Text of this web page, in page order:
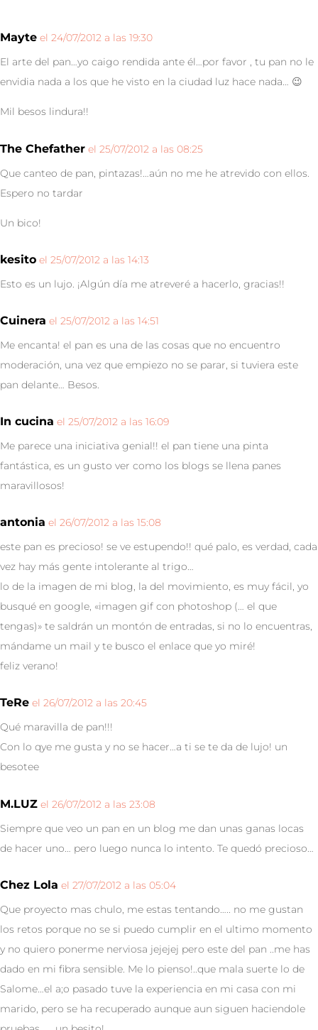
Mayte el 24/07/2012 a las 19:30
El arte del pan…yo caigo rendida ante él…por favor , tu pan no le
envidia nada a los que he visto en la ciudad luz hace nada… 😉
Mil besos lindura!!
The Chefather el 25/07/2012 a las 08:25
Que canteo de pan, pintazas!…aún no me he atrevido con ellos.
Espero no tardar
Un bico!
kesito el 25/07/2012 a las 14:13
Esto es un lujo. ¡Algún día me atreveré a hacerlo, gracias!!
Cuinera el 25/07/2012 a las 14:51
Me encanta! el pan es una de las cosas que no encuentro
moderación, una vez que empiezo no se parar, si tuviera este
pan delante… Besos.
In cucina el 25/07/2012 a las 16:09
Me parece una iniciativa genial!! el pan tiene una pinta
fantástica, es un gusto ver como los blogs se llena panes
maravillosos!
antonia el 26/07/2012 a las 15:08
este pan es precioso! se ve estupendo!! qué palo, es verdad, cada
vez hay más gente intolerante al trigo…
lo de la imagen de mi blog, la del movimiento, es muy fácil, yo
busqué en google, «imagen gif con photoshop (… el que
tengas)» te saldrán un montón de entradas, si no lo encuentras,
mándame un mail y te busco el enlace que yo miré!
feliz verano!
TeRe el 26/07/2012 a las 20:45
Qué maravilla de pan!!!
Con lo qye me gusta y no se hacer…a ti se te da de lujo! un
besotee
M.LUZ el 26/07/2012 a las 23:08
Siempre que veo un pan en un blog me dan unas ganas locas
de hacer uno… pero luego nunca lo intento. Te quedó precioso…
Chez Lola el 27/07/2012 a las 05:04
Que proyecto mas chulo, me estas tentando….. no me gustan
los retos porque no se si puedo cumplir en el ultimo momento
y no quiero ponerme nerviosa jejejej pero este del pan ..me has
dado en mi fibra sensible. Me lo pienso!..que mala suerte lo de
Salome…el a;o pasado tuve la experiencia en mi casa con mi
marido, pero se ha recuperado aunque aun siguen haciendole